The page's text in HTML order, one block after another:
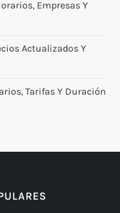
Empresas Y
Actualizados Y
Tarifas Y Duración